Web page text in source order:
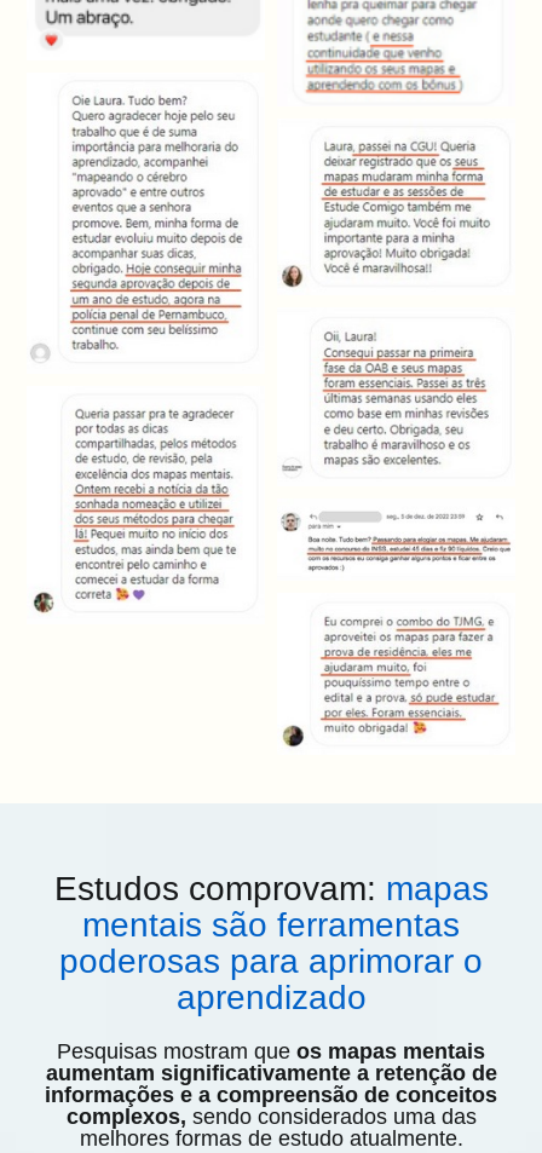
Estudos comprovam: mapas
mentais são ferramentas
poderosas para aprimorar o
aprendizado
Pesquisas mostram que os mapas mentais
aumentam significativamente a retenção de
informações e a compreensão de conceitos
complexos, sendo considerados uma das
melhores formas de estudo atualmente.